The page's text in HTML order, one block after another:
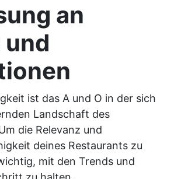
an
und
ist das A und O in der sich
Landschaft des
die Relevanz und
deines Restaurants zu
mit den Trends und